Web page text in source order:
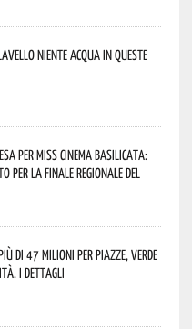
niente acqua in queste
per Miss Cinema Basilicata:
per la finale regionale del
di 47 milioni per piazze, verde
I dettagli